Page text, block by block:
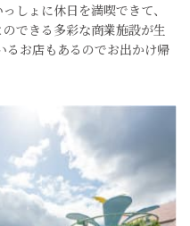
しょに休日を満喫できて、
できる多彩な商業施設が生
るお店もあるのでお出かけ帰